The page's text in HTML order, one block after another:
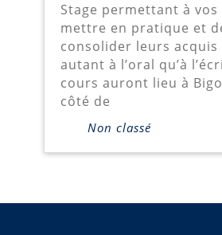
ados
Stage permettant à vos ados de
mettre en pratique et
consolider leurs acquis
autant à l’oral qu’à
cours auront lieu à
côté de
Non classé